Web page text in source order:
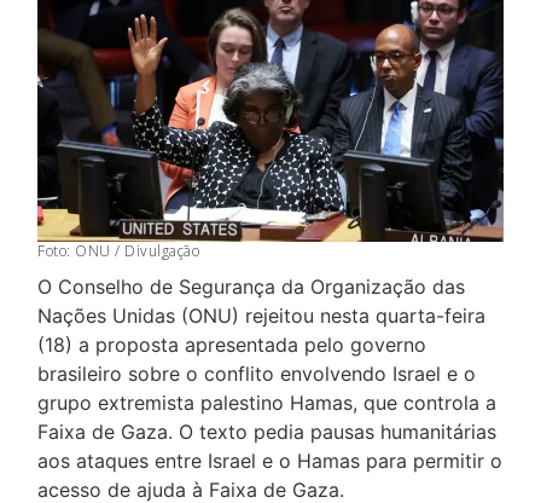
Foto: ONU / Divulgação
O Conselho de Segurança da Organização das
Nações Unidas (ONU) rejeitou nesta quarta-feira
(18) a proposta apresentada pelo governo
brasileiro sobre o conflito envolvendo Israel e o
grupo extremista palestino Hamas, que controla a
Faixa de Gaza. O texto pedia pausas humanitárias
aos ataques entre Israel e o Hamas para permitir o
acesso de ajuda à Faixa de Gaza.